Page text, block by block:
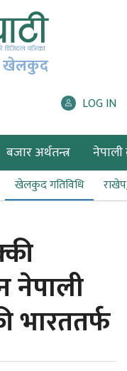
खेलकुद
LOG IN
बजार अर्थतन्त्र नेपाली
खेलकुद गतिविधि
नेपाली
भारततर्फ